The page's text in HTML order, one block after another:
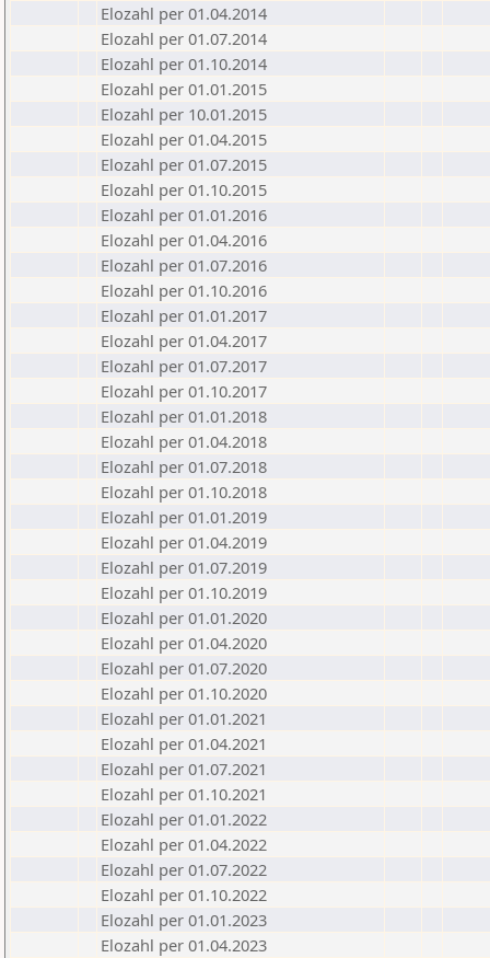
Elozahl per 01.04.2014
Elozahl per 01.07.2014
Elozahl per 01.10.2014
Elozahl per 01.01.2015
Elozahl per 10.01.2015
Elozahl per 01.04.2015
Elozahl per 01.07.2015
Elozahl per 01.10.2015
Elozahl per 01.01.2016
Elozahl per 01.04.2016
Elozahl per 01.07.2016
Elozahl per 01.10.2016
Elozahl per 01.01.2017
Elozahl per 01.04.2017
Elozahl per 01.07.2017
Elozahl per 01.10.2017
Elozahl per 01.01.2018
Elozahl per 01.04.2018
Elozahl per 01.07.2018
Elozahl per 01.10.2018
Elozahl per 01.01.2019
Elozahl per 01.04.2019
Elozahl per 01.07.2019
Elozahl per 01.10.2019
Elozahl per 01.01.2020
Elozahl per 01.04.2020
Elozahl per 01.07.2020
Elozahl per 01.10.2020
Elozahl per 01.01.2021
Elozahl per 01.04.2021
Elozahl per 01.07.2021
Elozahl per 01.10.2021
Elozahl per 01.01.2022
Elozahl per 01.04.2022
Elozahl per 01.07.2022
Elozahl per 01.10.2022
Elozahl per 01.01.2023
Elozahl per 01.04.2023